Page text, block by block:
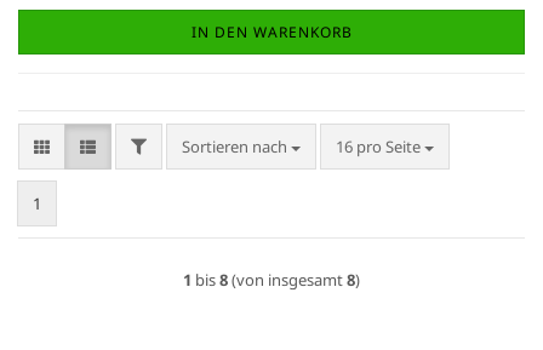
IN DEN WARENKORB
FILTERSortieren nach
Sortieren nach 16 pro Seite
pro Seite
1
1 bis8(von insgesamt8)